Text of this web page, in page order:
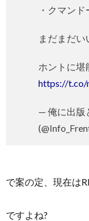
・クマンド
まだまだい
ホントに堪
https://t.co/
— 俺に出版
で案の定、現在は
ですよね?